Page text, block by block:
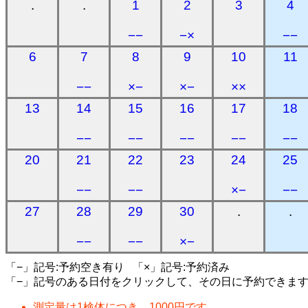
. . 1
−−
2
−×
3 4
−−
6 7
−−
8
×−
9
×−
10
××
11
13 14
−−
15
−−
16
−−
17
−−
18
−−
20 21
−−
22
−−
23 24
×−
25
−−
27 28
−−
29
−−
30
×−
. .
「−」記号:予約空き有り 「×」記号:予約済み
「−」記号のある日付をクリックして、その日に予約できます